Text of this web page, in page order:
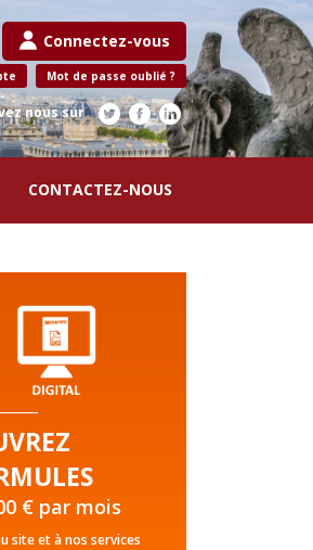
Connectez-vous
Mot de passe oublié ?
nous sur
CONTACTEZ-NOUS
€ par mois
site et à nos services